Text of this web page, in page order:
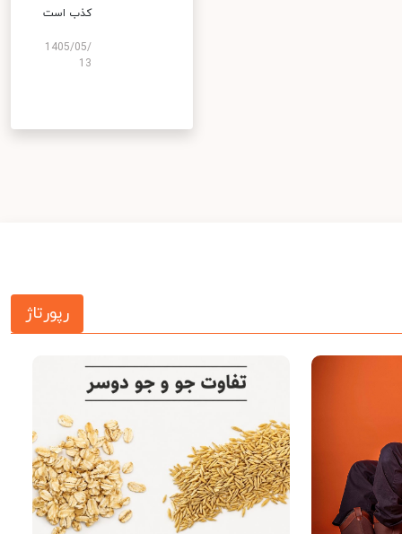
کذب است
1405/05/
13
رپورتاژ